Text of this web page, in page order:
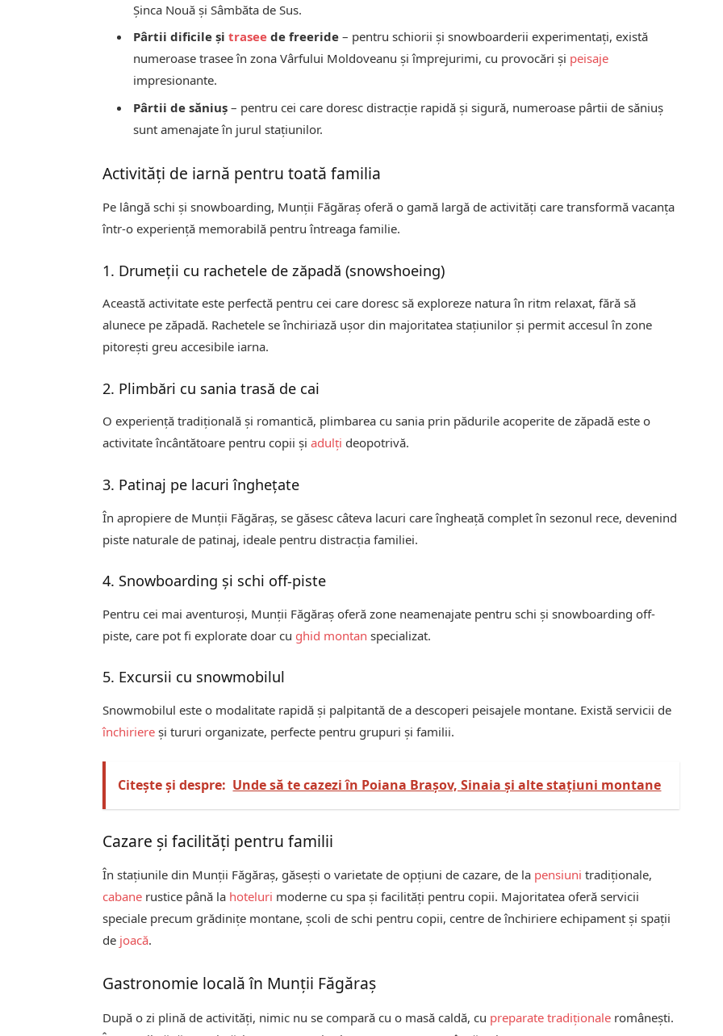
Șinca Nouă și Sâmbăta de Sus.
Pârtii dificile șitrasee de freeride – pentru schiorii și snowboarderii experimentați, există
numeroase trasee în zona Vârfului Moldoveanu și împrejurimi, cu provocări și peisaje
impresionante.
Pârtii de săniuș – pentru cei care doresc distracție rapidă și sigură, numeroase pârtii de săniuș
sunt amenajate în jurul stațiunilor.
Activități de iarnă pentru toată familia
Pe lângă schi și snowboarding, Munții Făgăraș oferă o gamă largă de activități care transformă vacanța
într-o experiență memorabilă pentru întreaga familie.
1. Drumeții cu rachetele de zăpadă (snowshoeing)
Această activitate este perfectă pentru cei care doresc să exploreze natura în ritm relaxat, fără să
alunece pe zăpadă. Rachetele se închiriază ușor din majoritatea stațiunilor și permit accesul în zone
pitorești greu accesibile iarna.
2. Plimbări cu sania trasă de cai
O experiență tradițională și romantică, plimbarea cu sania prin pădurile acoperite de zăpadă este o
activitate încântătoare pentru copii șiadulți deopotrivă.
3. Patinaj pe lacuri înghețate
În apropiere de Munții Făgăraș, se găsesc câteva lacuri care îngheață complet în sezonul rece, devenind
piste naturale de patinaj, ideale pentru distracția familiei.
4. Snowboarding și schi off-piste
Pentru cei mai aventuroși, Munții Făgăraș oferă zone neamenajate pentru schi și snowboarding off-
piste, care pot fi explorate doar cu ghid montan specializat.
5. Excursii cu snowmobilul
Snowmobilul este o modalitate rapidă și palpitantă de a descoperi peisajele montane. Există servicii de
închiriere și tururi organizate, perfecte pentru grupuri și familii.
Citește și despre: Unde să te cazezi în Poiana Brașov, Sinaia și alte stațiuni montane
Cazare și facilități pentru familii
În stațiunile din Munții Făgăraș, găsești o varietate de opțiuni de cazare, de la pensiuni tradiționale,
cabane rustice până la hoteluri moderne cu spa și facilități pentru copii. Majoritatea oferă servicii
speciale precum grădinițe montane, școli de schi pentru copii, centre de închiriere echipament și spații
de joacă.
Gastronomie locală în Munții Făgăraș
După o zi plină de activități, nimic nu se compară cu o masă caldă, cu preparate tradiționale românești.